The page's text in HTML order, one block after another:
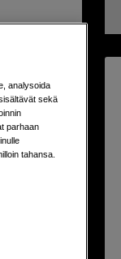
analysoida
sekä
parhaan
tahansa.